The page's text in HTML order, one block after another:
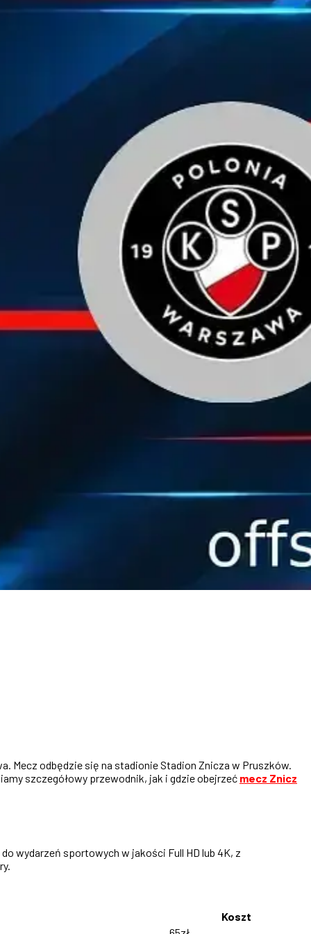
Mecz odbędzie się na stadionie Stadion Znicza w Pruszków.
szczegółowy przewodnik, jak i gdzie obejrzeć mecz Znicz
wydarzeń sportowych w jakości Full HD lub 4K, z
Koszt